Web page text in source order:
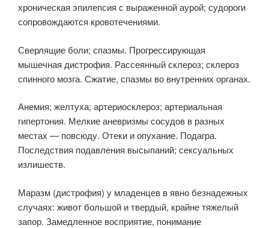
хроническая эпилепсия с выраженной аурой; судороги
сопровождаются кровотечениями.
Сверлящие боли; спазмы. Прогрессирующая
мышечная дистрофия. Рассеянный склероз; склероз
спинного мозга. Сжатие, спазмы во внутренних органах.
Анемия; желтуха; артериосклероз; артериальная
гипертония. Мелкие аневризмы сосудов в разных
местах — повсюду. Отеки и опухание. Подагра.
Последствия подавления высыпаний; сексуальных
излишеств.
Маразм (дистрофия) у младенцев в явно безнадежных
случаях: живот большой и твердый, крайне тяжелый
запор. Замедленное восприятие, понимание